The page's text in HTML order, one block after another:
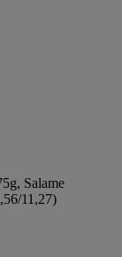
Salame
11,27)